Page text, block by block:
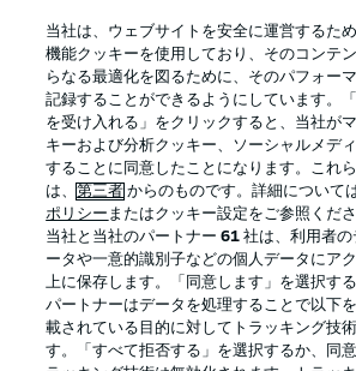
言語をお選びください
日本語 Display
ログイン
Football as it's meant to
当社は、ウェブサイトを安全に運営するた
機能クッキーを使用しており、そのコンテ
らなる最適化を図るために、そのパフォー
記録することができるようにしています。
を受け入れる」をクリックすると、当社が
キーおよび分析クッキー、ソーシャルメデ
することに同意したことになります。これ
は、第三者 からのものです。詳細について
ポリシー またはクッキー設定をご参照くださ
当社と当社のパートナー61 社は、利用者
ータや一意的識別子などの個人データにア
上に保存します。「同意します」を選択す
パートナーはデータを処理することで以下
載されている目的に対してトラッキング技
す。「すべて拒否する」を選択するか、同